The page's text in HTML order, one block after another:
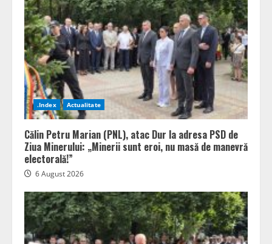
.Index Actualitate
Călin Petru Marian (PNL), atac Dur la adresa PSD de
Ziua Minerului: „Minerii sunt eroi, nu masă de manevră
electorală!”
6 August 2026